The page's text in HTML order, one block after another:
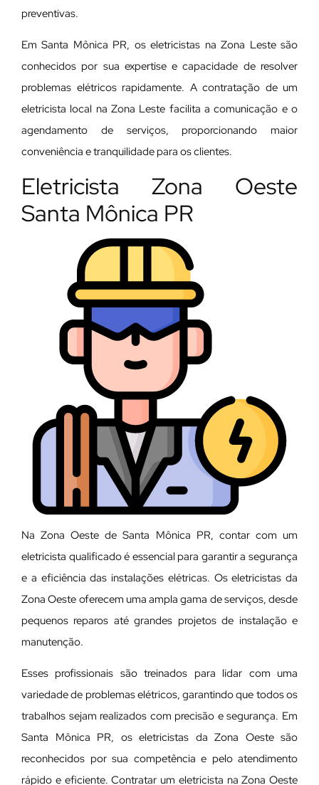
preventivas.
Em Santa Mônica PR, os eletricistas na Zona Leste são
conhecidos por sua expertise e capacidade de resolver
problemas elétricos rapidamente. A contratação de um
eletricista local na Zona Leste facilita a comunicação e o
agendamento de serviços, proporcionando maior
conveniência e tranquilidade para os clientes.
Eletricista Zona Oeste
Santa Mônica PR
Na Zona Oeste de Santa Mônica PR, contar com um
eletricista qualificado é essencial para garantir a segurança
e a eficiência das instalações elétricas. Os eletricistas da
Zona Oeste oferecem uma ampla gama de serviços, desde
pequenos reparos até grandes projetos de instalação e
manutenção.
Esses profissionais são treinados para lidar com uma
variedade de problemas elétricos, garantindo que todos os
trabalhos sejam realizados com precisão e segurança. Em
Santa Mônica PR, os eletricistas da Zona Oeste são
reconhecidos por sua competência e pelo atendimento
rápido e eficiente. Contratar um eletricista na Zona Oeste